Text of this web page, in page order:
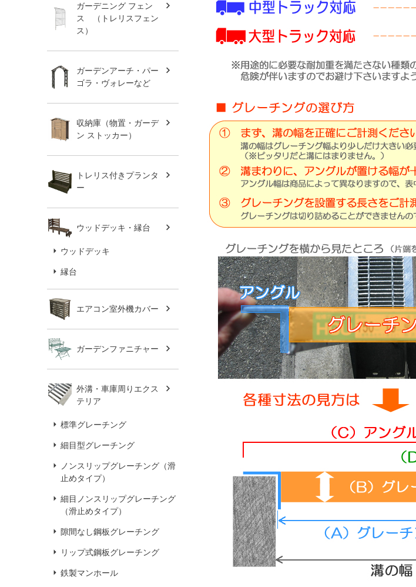
ガーデニング フェン
ス （トレリスフェン
ス）
ガーデンアーチ・パー
ゴラ・ヴォレーなど
収納庫（物置・ガーデ
ン ストッカー）
トレリス付きプランタ
ー
ウッドデッキ・縁台
ウッドデッキ
縁台
エアコン室外機カバー
ガーデンファニチャー
外溝・車庫周りエクス
テリア
標準グレーチング
細目型グレーチング
ノンスリップグレーチング（滑
止めタイプ）
細目ノンスリップグレーチング
（滑止めタイプ）
隙間なし鋼板グレーチング
リップ式鋼板グレーチング
鉄製マンホール